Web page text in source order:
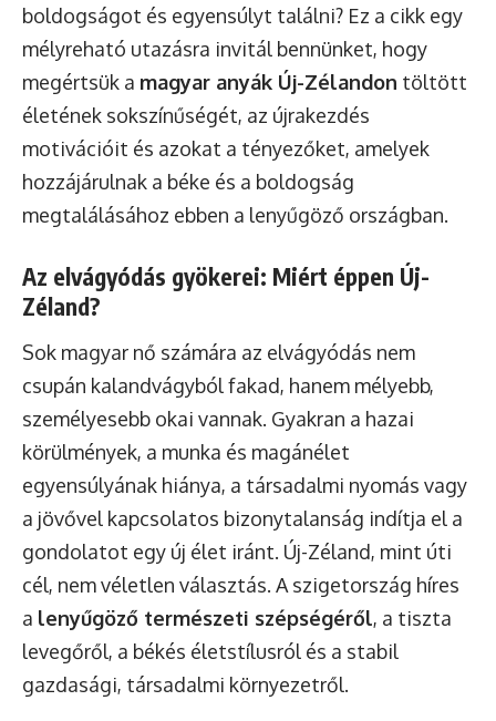
boldogságot és egyensúlyt találni? Ez a cikk egy
mélyreható utazásra invitál bennünket, hogy
megértsük a magyar anyák Új-Zélandon töltött
életének sokszínűségét, az újrakezdés
motivációit és azokat a tényezőket, amelyek
hozzájárulnak a béke és a boldogság
megtalálásához ebben a lenyűgöző országban.
Az elvágyódás gyökerei: Miért éppen Új-
Zéland?
Sok magyar nő számára az elvágyódás nem
csupán kalandvágyból fakad, hanem mélyebb,
személyesebb okai vannak. Gyakran a hazai
körülmények, a munka és magánélet
egyensúlyának hiánya, a társadalmi nyomás vagy
a jövővel kapcsolatos bizonytalanság indítja el a
gondolatot egy új élet iránt. Új-Zéland, mint úti
cél, nem véletlen választás. A szigetország híres
a lenyűgöző természeti szépségéről, a tiszta
levegőről, a békés életstílusról és a stabil
gazdasági, társadalmi környezetről.